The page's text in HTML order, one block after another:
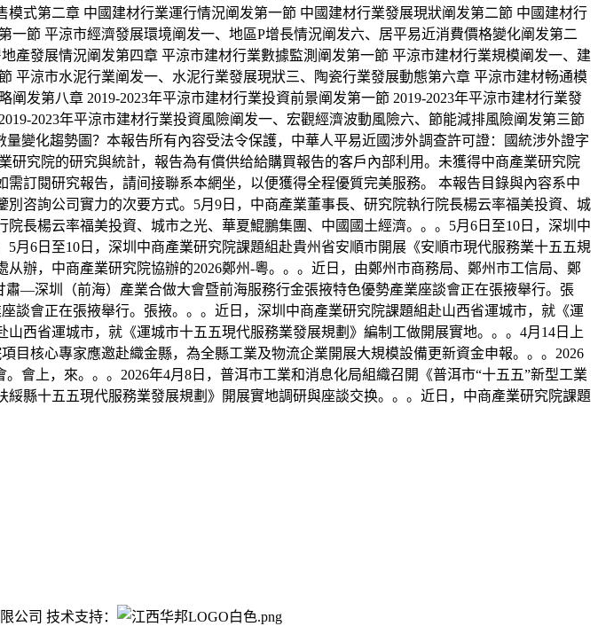
式第二章 中國建材行業運行情況阐发第一節 中國建材行業發展現狀阐发第二節 中國建材行
節 平涼市經濟發展環境阐发一、地區P增長情況阐发六、居平易近消費價格變化阐发第二
發展情況阐发第四章 平涼市建材行業數據監測阐发第一節 平涼市建材行業規模阐发一、建
涼市水泥行業阐发一、水泥行業發展現狀三、陶瓷行業發展動態第六章 平涼市建材畅通模
发第八章 2019-2023年平涼市建材行業投資前景阐发第一節 2019-2023年平涼市建材行業發
2023年平涼市建材行業投資風險阐发一、宏觀經濟波動風險六、節能減排風險阐发第三節
變化趨勢圖？本報告所有內容受法令保護，中華人平易近國涉外調查許可證：國統涉外證字
究院的研究與統計，報告為有償供给給購買報告的客戶內部利用。未獲得中商產業研究院
訂閱研究報告，請间接聯系本網坐，以便獲得全程優質完美服務。 本報告目錄與內容系中
咨詢公司實力的次要方式。5月9日，中商產業董事長、研究院執行院長楊云率福美投資、城
長楊云率福美投資、城市之光、華夏鯤鵬集團、中國國土經濟。。。5月6日至10日，深圳中
6日至10日，深圳中商產業研究院課題組赴貴州省安順市開展《安順市現代服務業十五五規
辦，中商產業研究院協辦的2026鄭州-粵。。。近日，由鄭州市商務局、鄭州市工信局、鄭
—深圳（前海）產業合做大會暨前海服務行金張掖特色優勢產業座談會正在張掖舉行。張
會正在張掖舉行。張掖。。。近日，深圳中商產業研究院課題組赴山西省運城市，就《運
西省運城市，就《運城市十五五現代服務業發展規劃》編制工做開展實地。。。4月14日上
核心專家應邀赴織金縣，為全縣工業及物流企業開展大規模設備更新資金申報。。。2026
會上，來。。。2026年4月8日，普洱市工業和消息化局組織召開《普洱市“十五五”新型工業
縣十五五現代服務業發展規劃》開展實地調研與座談交换。。。近日，中商產業研究院課題
公司 技术支持：